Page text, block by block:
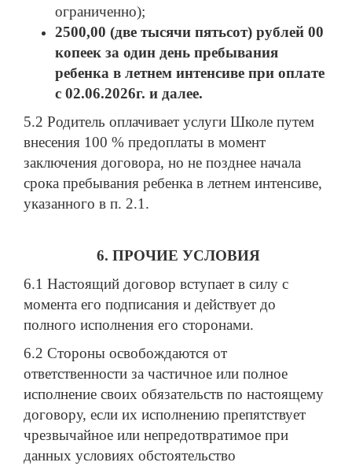
ограниченно);
2500,00 (две тысячи пятьсот) рублей 00
копеек за один день пребывания
ребенка в летнем интенсиве при оплате
с 02.06.2026г. и далее.
5.2 Родитель оплачивает услуги Школе путем
внесения 100 % предоплаты в момент
заключения договора, но не позднее начала
срока пребывания ребенка в летнем интенсиве,
указанного в п. 2.1.
6. ПРОЧИЕ УСЛОВИЯ
6.1 Настоящий договор вступает в силу с
момента его подписания и действует до
полного исполнения его сторонами.
6.2 Стороны освобождаются от
ответственности за частичное или полное
исполнение своих обязательств по настоящему
договору, если их исполнению препятствует
чрезвычайное или непредотвратимое при
данных условиях обстоятельство